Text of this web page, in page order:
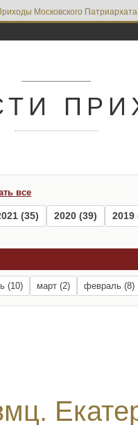
Московского
все
(35) 2020 (39) 2019
(10) март (2) февраль (8)